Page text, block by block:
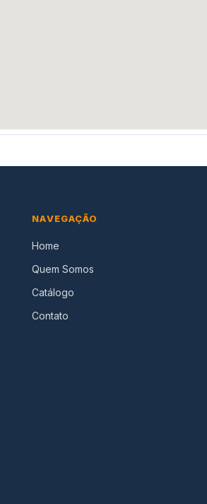
NAVEGAÇÃO
Home
Quem Somos
Catálogo
Contato